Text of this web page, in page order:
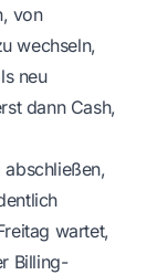
von
wechseln,
neu
dann Cash,
abschließen,
wartet,
Billing-